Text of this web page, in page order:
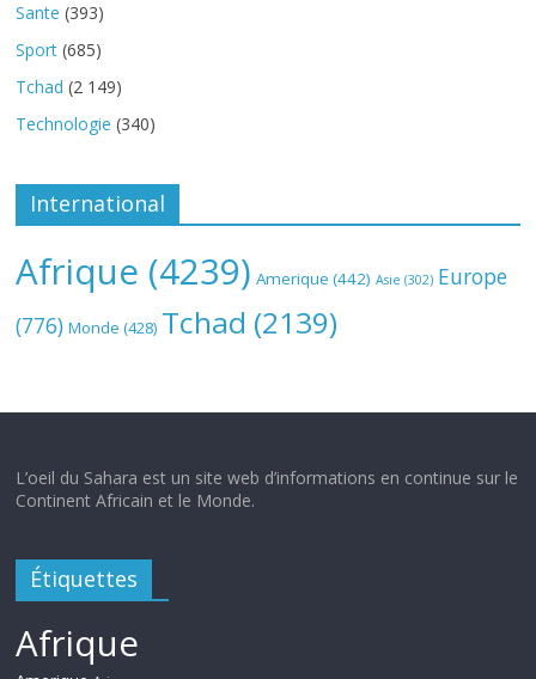
Sante (393)
Sport (685)
Tchad (2 149)
Technologie (340)
International
Afrique (4239) Amerique (442) Asie (302) Europe
(776) Monde (428) Tchad (2139)
L’oeil du Sahara est un site web d’informations en continue sur le
Continent Africain et le Monde.
Étiquettes
Afrique